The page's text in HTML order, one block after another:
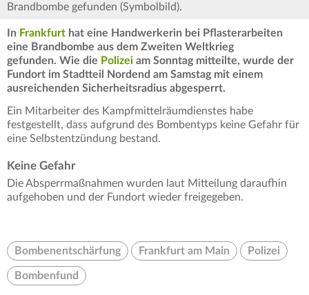
Brandbombe gefunden (Symbolbild).
In Frankfurt hat eine Handwerkerin bei Pflasterarbeiten
eine Brandbombe aus dem Zweiten Weltkrieg
gefunden. Wie die Polizei am Sonntag mitteilte, wurde der
Fundort im Stadtteil Nordend am Samstag mit einem
ausreichenden Sicherheitsradius abgesperrt.
Ein Mitarbeiter des Kampfmittelräumdienstes habe
festgestellt, dass aufgrund des Bombentyps keine Gefahr für
eine Selbstentzündung bestand.
Keine Gefahr
Die Absperrmaßnahmen wurden laut Mitteilung daraufhin
aufgehoben und der Fundort wieder freigegeben.
Bombenentschärfung Frankfurt am Main Polizei
Bombenfund